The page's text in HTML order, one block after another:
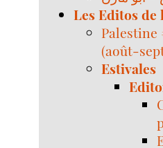
Les Editos de
Palestine
(août-
Estivales